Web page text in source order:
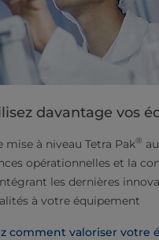
davantage vos
mise à niveau Tetra Pak®
opérationnelles et la
les dernières
à votre équipement
comment valoriser votre